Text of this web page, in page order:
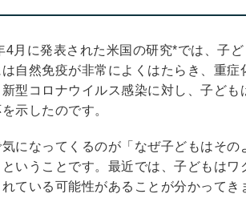
4月に発表された米国の研究*では、子
は自然免疫が非常によくはたらき、重
新型コロナウイルス感染に対し、子ど
示したのです。
気になってくるのが「なぜ子どもはそ
いうことです。最近では、子どもは
ている可能性があることが分かってき